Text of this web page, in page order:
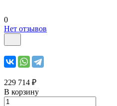
0
Нет отзывов
229 714 ₽
В корзину